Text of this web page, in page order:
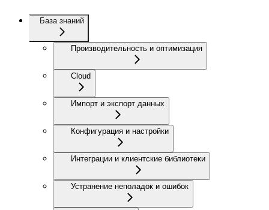
База знаний
Производительность и оптимизация
Cloud
Импорт и экспорт данных
Конфигурация и настройки
Интеграции и клиентские библиотеки
Устранение неполадок и ошибок